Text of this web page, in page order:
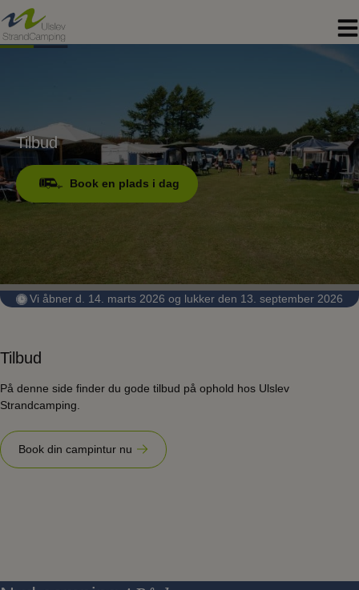
til
indholdet
Tilbud
Book en plads i dag
Vi åbner d. 14. marts 2026 og lukker den 13. september 2026
Tilbud
På denne side finder du gode tilbud på ophold hos Ulslev
Strandcamping.
Book din campintur nu